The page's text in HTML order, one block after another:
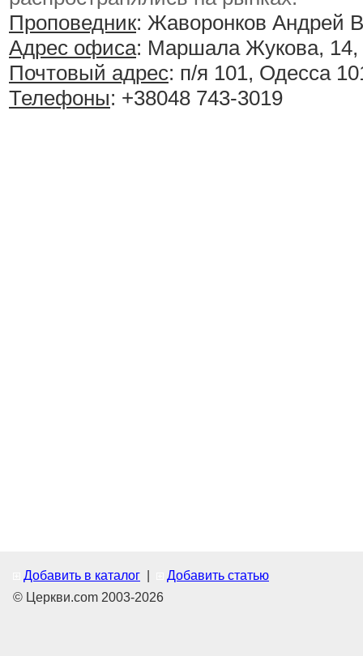
Проповедник: Жаворонков Андрей
Адрес офиса: Маршала Жукова, 14,
Почтовый адрес: п/я 101, Одесса
Телефоны: +38048 743-3019
Добавить в каталог
Добавить статью
© Церкви.com 2003-2026